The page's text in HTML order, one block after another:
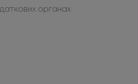
органах.